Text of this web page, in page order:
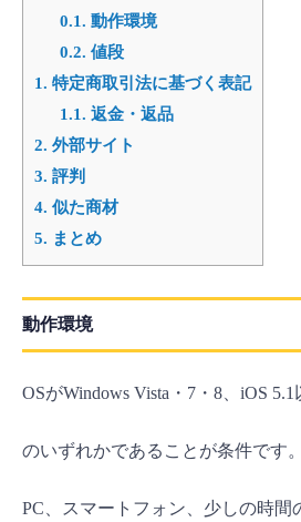
0.1. 動作環境
0.2. 値段
1. 特定商取引法に基づく表記
1.1. 返金・返品
2. 外部サイト
3. 評判
4. 似た商材
5. まとめ
動作環境
OSがWindows Vista・7・8、iOS
のいずれかであることが条件です。
PC、スマートフォン、少しの時間